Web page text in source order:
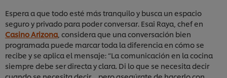
Espera a que todo esté más tranquilo y busca un espacio
seguro y privado para poder conversar. Esai Raya, chef en
Casino Arizona, considera que una conversación bien
programada puede marcar toda la diferencia en cómo se
recibe y se aplica el mensaje: “La comunicación en la cocina
siempre debe ser directa y clara. Di lo que se necesita decir